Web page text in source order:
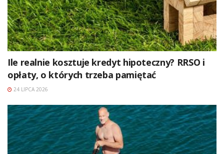
Ile realnie kosztuje kredyt hipoteczny? RRSO i
opłaty, o których trzeba pamiętać
24 LIPCA 2026